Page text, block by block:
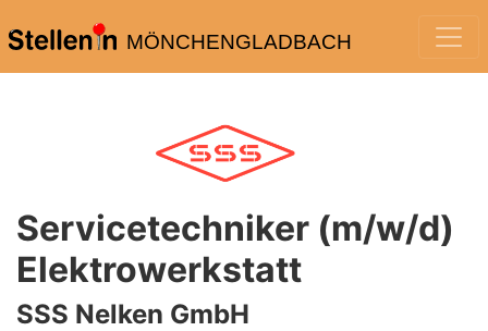
MÖNCHENGLADBACH
Servicetechniker (m/w/d)
Elektrowerkstatt
SSS Nelken GmbH